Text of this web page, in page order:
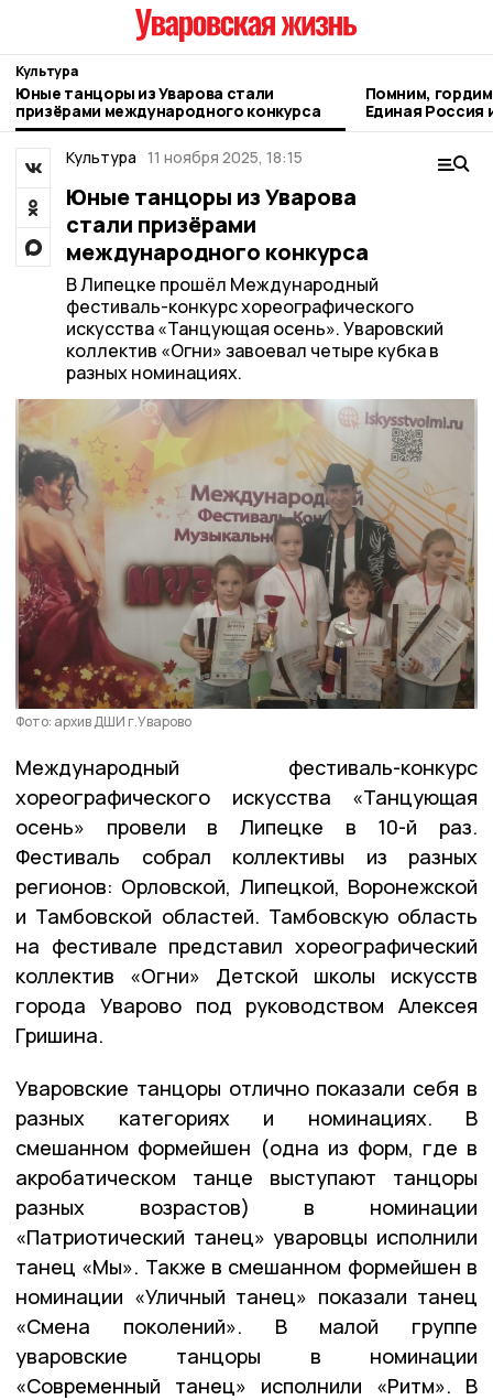
Культура
Юные танцоры из Уварова стали
призёрами международного конкурса
Помним,
Единая Россия
кибертурнир
Культура 11 ноября 2025, 18:15
Юные танцоры из Уварова
стали призёрами
международного конкурса
В Липецке прошёл Международный
фестиваль-конкурс хореографического
искусства «Танцующая осень». Уваровский
коллектив «Огни» завоевал четыре кубка в
разных номинациях.
Фото: архив ДШИ г.Уварово
Международный фестиваль-конкурс
хореографического искусства «Танцующая
осень» провели в Липецке в 10-й раз.
Фестиваль собрал коллективы из разных
регионов: Орловской, Липецкой, Воронежской
и Тамбовской областей. Тамбовскую область
на фестивале представил хореографический
коллектив «Огни» Детской школы искусств
города Уварово под руководством Алексея
Гришина.
Уваровские танцоры отлично показали себя в
разных категориях и номинациях. В
смешанном формейшен (одна из форм, где в
акробатическом танце выступают танцоры
разных возрастов) в номинации
«Патриотический танец» уваровцы исполнили
танец «Мы». Также в смешанном формейшен в
номинации «Уличный танец» показали танец
«Смена поколений». В малой группе
уваровские танцоры в номинации
«Современный танец» исполнили «Ритм». В